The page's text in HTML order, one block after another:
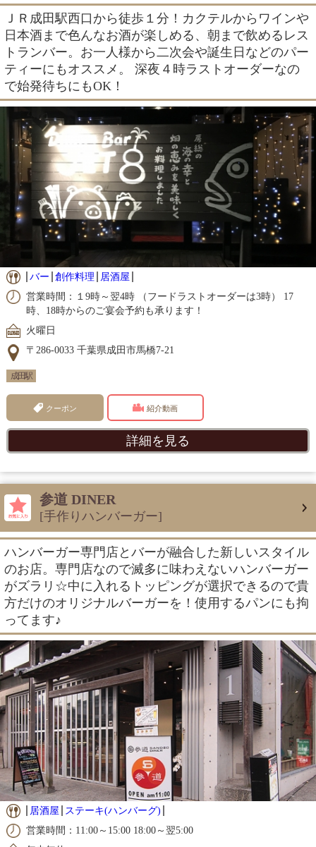
ＪＲ成田駅西口から徒歩１分！カクテルからワインや
日本酒まで色んなお酒が楽しめる、朝まで飲めるレス
トランバー。お一人様から二次会や誕生日などのパー
ティーにもオススメ。 深夜４時ラストオーダーなの
で始発待ちにもOK！
バー 創作料理
居酒屋
営業時間：１9時～翌4時 （フードラストオーダーは3時） 17
時、18時からのご宴会予約も承ります！
火曜日
〒286-0033 千葉県成田市馬橋7-21
成田駅
クーポン 紹介動画
詳細を見る
参道 DINER
[手作りハンバーガー]
ハンバーガー専門店とバーが融合した新しいスタイル
のお店。専門店なので滅多に味わえないハンバーガー
がズラリ☆中に入れるトッピングが選択できるので貴
方だけのオリジナルバーガーを！使用するパンにも拘
ってます♪
居酒屋
ステーキ(ハンバーグ)
営業時間：11:00～15:00 18:00～翌5:00